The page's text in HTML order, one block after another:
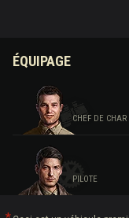
ÉQUIPAGE
CHEF DE CHAR
PILOTE